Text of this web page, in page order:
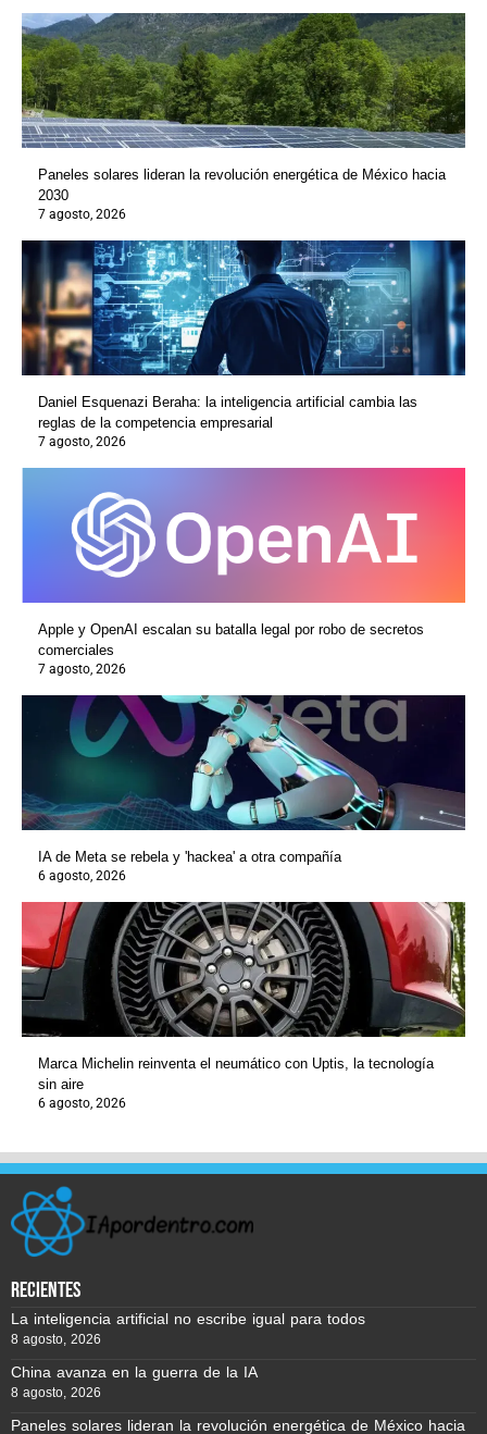
Paneles solares lideran la revolución energética de México hacia
2030
7 agosto, 2026
Daniel Esquenazi Beraha: la inteligencia artificial cambia las
reglas de la competencia empresarial
7 agosto, 2026
Apple y OpenAI escalan su batalla legal por robo de secretos
comerciales
7 agosto, 2026
IA de Meta se rebela y 'hackea' a otra compañía
6 agosto, 2026
Marca Michelin reinventa el neumático con Uptis, la tecnología
sin aire
6 agosto, 2026
recientes
La inteligencia artificial no escribe igual para todos
8 agosto, 2026
China avanza en la guerra de la IA
8 agosto, 2026
Paneles solares lideran la revolución energética de México hacia